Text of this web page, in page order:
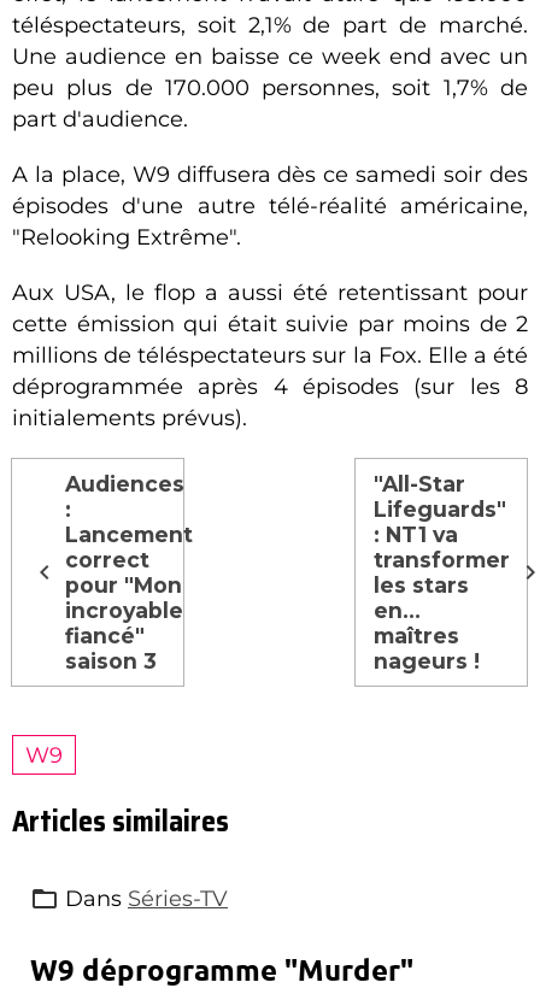
téléspectateurs, soit 2,1% de part de marché.
Une audience en baisse ce week end avec un
peu plus de 170.000 personnes, soit 1,7% de
part d'audience.
A la place, W9 diffusera dès ce samedi soir des
épisodes d'une autre télé-réalité américaine,
"Relooking Extrême".
Aux USA, le flop a aussi été retentissant pour
cette émission qui était suivie par moins de 2
millions de téléspectateurs sur la Fox. Elle a été
déprogrammée après 4 épisodes (sur les 8
initialements prévus).
Audiences
:
Lancement
correct
pour "Mon
incroyable
fiancé"
saison 3
"All-Star
Lifeguards"
: NT1 va
transformer
les stars
en...
maîtres
nageurs !
W9
Articles similaires
Dans Séries-TV
W9 déprogramme "Murder"